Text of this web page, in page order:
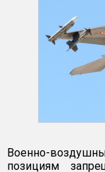
Военно-
позициям